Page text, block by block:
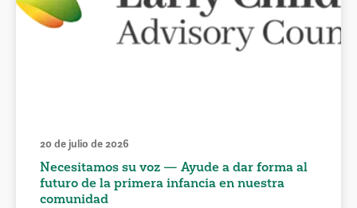
20 de julio de 2026
Necesitamos su voz — Ayude a dar forma al
futuro de la primera infancia en nuestra
comunidad